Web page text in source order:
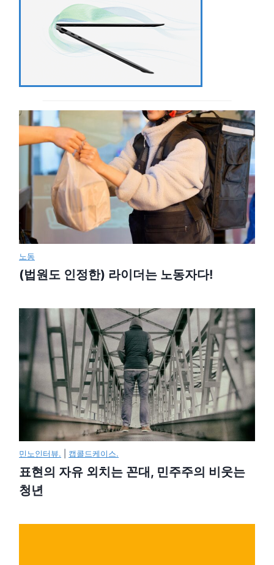
노동
(법원도 인정한) 라이더는 노동자다!
민노인터뷰. 캡콜드케이스.
표현의 자유 외치는 꼰대, 민주주의 비웃는
청년